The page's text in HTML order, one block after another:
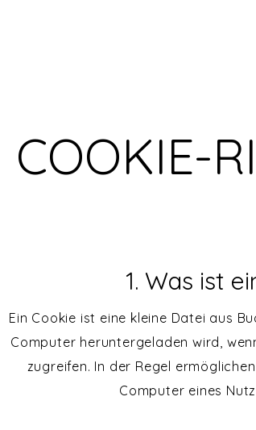
COOKIE-
1. Was ist
Ein Cookie ist eine kleine Datei aus
Computer heruntergeladen wird,
zugreifen. In der Regel
Computer eines